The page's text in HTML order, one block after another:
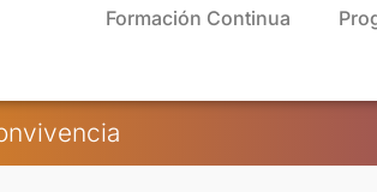
Formación Continua